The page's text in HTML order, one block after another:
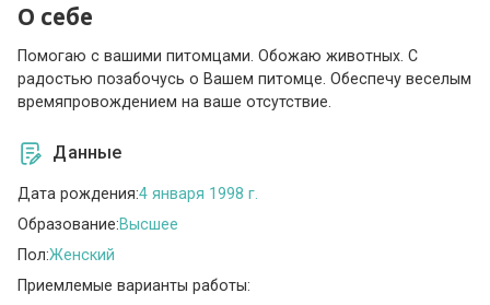
О себе
Помогаю с вашими питомцами. Обожаю животных. С
радостью позабочусь о Вашем питомце. Обеспечу веселым
времяпровождением на ваше отсутствие.
Данные
Дата рождения:4 января 1998 г.
Образование:Высшее
Пол:Женский
Приемлемые варианты работы: